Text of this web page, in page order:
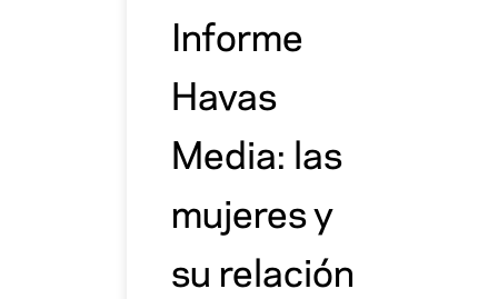
Informe
Havas
Media: las
mujeres y
su relación